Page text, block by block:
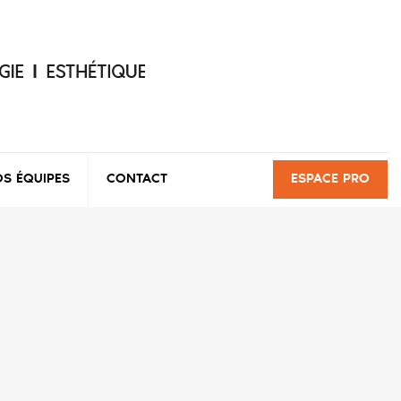
ÉQUIPES CONTACT ESPACE PRO